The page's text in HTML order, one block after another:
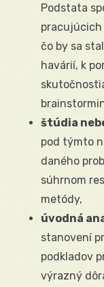
Podstata
pracujúcich
čo by sa
havárií, k
štúdia
pod týmto
daného
súhrnom
metódy,
úvodná
stanovení
podkladov
výrazný